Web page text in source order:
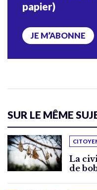
papier)
JE M’ABONNE
SUR LE MÊME
La
de